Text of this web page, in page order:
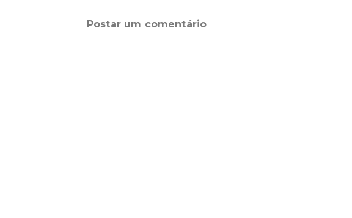
Postar um comentário